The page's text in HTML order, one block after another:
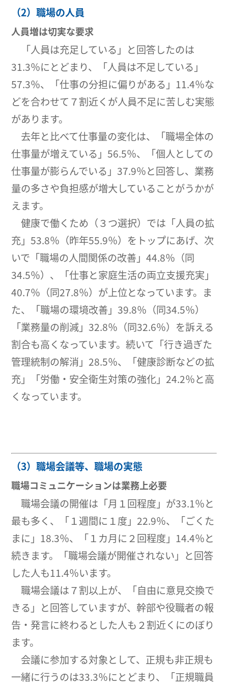
（2）職場の人員
人員増は切実な要求
「人員は充足している」と回答したのは
31.3％にとどまり、「人員は不足している」
57.3％、「仕事の分担に偏りがある」11.4％な
どを合わせて７割近くが人員不足に苦しむ実態
があります。
去年と比べて仕事量の変化は、「職場全体の
仕事量が増えている」56.5％、「個人としての
仕事量が膨らんでいる」37.9％と回答し、業務
量の多さや負担感が増大していることがうかが
えます。
健康で働くため（３つ選択）では「人員の拡
充」53.8％（昨年55.9％）をトップにあげ、次
いで「職場の人間関係の改善」44.8％（同
34.5％）、「仕事と家庭生活の両立支援充実」
40.7％（同27.8％）が上位となっています。ま
た、「職場の環境改善」39.8％（同34.5％）
「業務量の削減」32.8％（同32.6％）を訴える
割合も高くなっています。続いて「行き過ぎた
管理統制の解消」28.5％、「健康診断などの拡
充」「労働・安全衛生対策の強化」24.2％と高
くなっています。
（3）職場会議等、職場の実態
職場コミュニケーションは業務上必要
職場会議の開催は「月１回程度」が33.1％と
最も多く、「１週間に１度」22.9％、「ごくた
まに」18.3％、「１カ月に２回程度」14.4％と
続きます。「職場会議が開催されない」と回答
した人も11.4％います。
職場会議は７割以上が、「自由に意見交換で
きる」と回答していますが、幹部や役職者の報
告・発言に終わるとした人も２割近くにのぼり
ます。
会議に参加する対象として、正規も非正規も
一緒に行うのは33.3％にとどまり、「正規職員